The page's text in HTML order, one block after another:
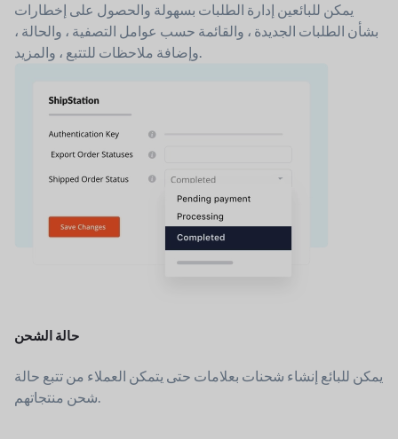
يمكن للبائعين إدارة الطلبات بسهولة والحصول على إخطارات
بشأن الطلبات الجديدة ، والقائمة حسب عوامل التصفية ، والحالة ،
وإضافة ملاحظات للتتبع ، والمزيد.
حالة الشحن
يمكن للبائع إنشاء شحنات بعلامات حتى يتمكن العملاء من تتبع حالة
شحن منتجاتهم.